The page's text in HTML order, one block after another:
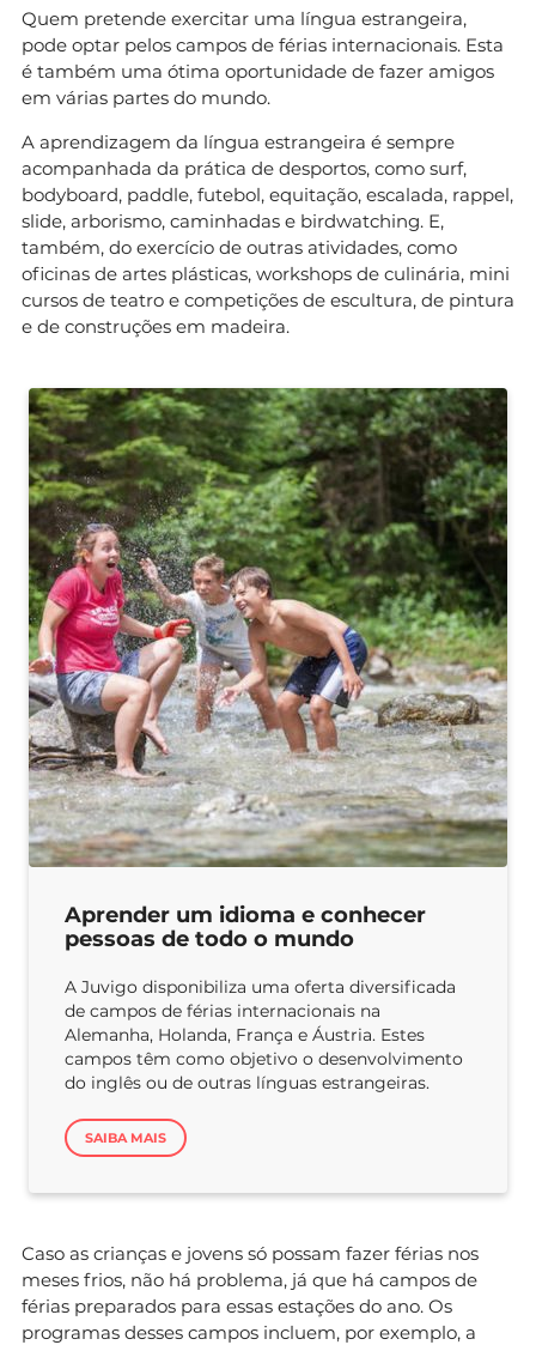
Quem pretende exercitar uma língua estrangeira,
pode optar pelos campos de férias internacionais. Esta
é também uma ótima oportunidade de fazer amigos
em várias partes do mundo.
A aprendizagem da língua estrangeira é sempre
acompanhada da prática de desportos, como surf,
bodyboard, paddle, futebol, equitação, escalada, rappel,
slide, arborismo, caminhadas e birdwatching. E,
também, do exercício de outras atividades, como
oficinas de artes plásticas, workshops de culinária, mini
cursos de teatro e competições de escultura, de pintura
e de construções em madeira.
Aprender um idioma e conhecer
pessoas de todo o mundo
A Juvigo disponibiliza uma oferta diversificada
de campos de férias internacionais na
Alemanha, Holanda, França e Áustria. Estes
campos têm como objetivo o desenvolvimento
do inglês ou de outras línguas estrangeiras.
SAIBA MAIS
Caso as crianças e jovens só possam fazer férias nos
meses frios, não há problema, já que há campos de
férias preparados para essas estações do ano. Os
programas desses campos incluem, por exemplo, a